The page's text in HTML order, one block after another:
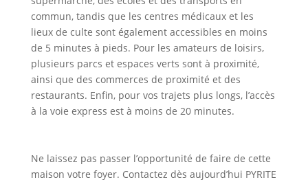
commun, tandis que les centres médicaux et les
lieux de culte sont également accessibles en moins
de 5 minutes à pieds. Pour les amateurs de loisirs,
plusieurs parcs et espaces verts sont à proximité,
ainsi que des commerces de proximité et des
restaurants. Enfin, pour vos trajets plus longs, l’accès
à la voie express est à moins de 20 minutes.
Ne laissez pas passer l’opportunité de faire de cette
maison votre foyer. Contactez dès aujourd’hui PYRITE